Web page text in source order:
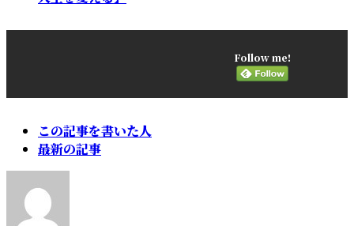
Follow me!
The
following
two
tabs
change
content
この記事を書いた人
最新の記事